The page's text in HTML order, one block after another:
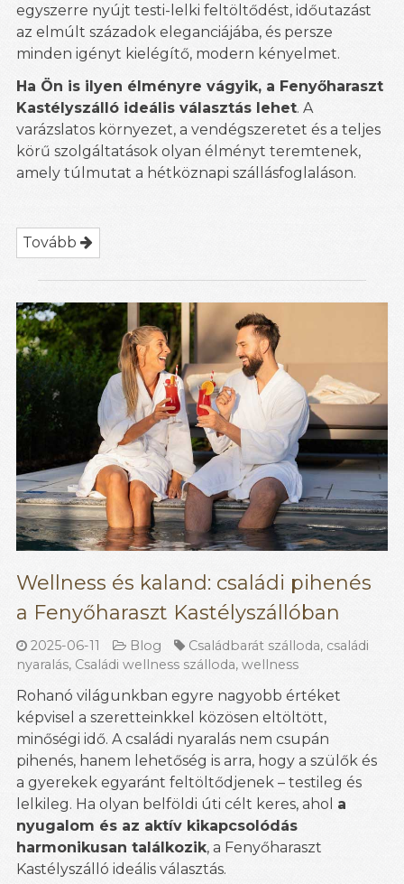
egyszerre nyújt testi-lelki feltöltődést, időutazást
az elmúlt századok eleganciájába, és persze
minden igényt kielégítő, modern kényelmet.
Ha Ön is ilyen élményre vágyik, a Fenyőharaszt
Kastélyszálló ideális választás lehet. A
varázslatos környezet, a vendégszeretet és a teljes
körű szolgáltatások olyan élményt teremtenek,
amely túlmutat a hétköznapi szállásfoglaláson.
Tovább
Wellness és kaland: családi pihenés
a Fenyőharaszt Kastélyszállóban
2025-06-11 Blog Családbarát szálloda, családi
nyaralás, Családi wellness szálloda, wellness
Rohanó világunkban egyre nagyobb értéket
képvisel a szeretteinkkel közösen eltöltött,
minőségi idő. A családi nyaralás nem csupán
pihenés, hanem lehetőség is arra, hogy a szülők és
a gyerekek egyaránt feltöltődjenek – testileg és
lelkileg. Ha olyan belföldi úti célt keres, ahol a
nyugalom és az aktív kikapcsolódás
harmonikusan találkozik, a Fenyőharaszt
Kastélyszálló ideális választás.